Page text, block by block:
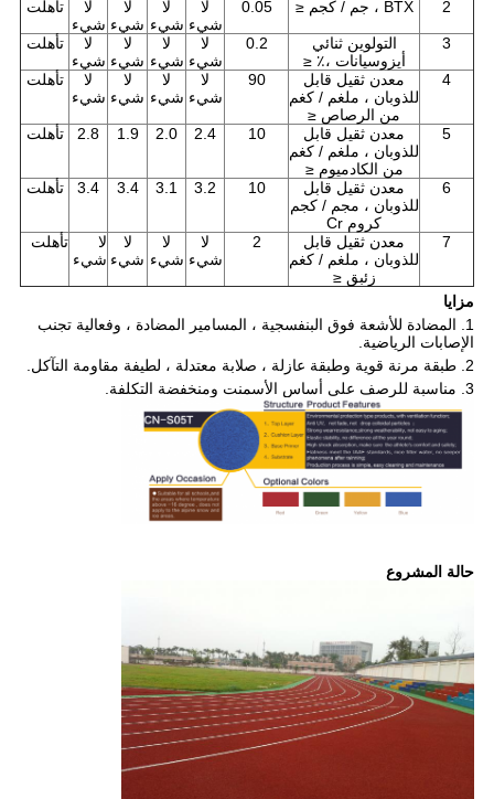
2 BTX ، جم / كجم ≤ 0.05
لا
شيء
لا
شيء
لا
شيء
لا
شيء
تأهلت
3
التولوين ثنائي
أيزوسيانات ،٪ ≤
0.2
لا
شيء
لا
شيء
لا
شيء
لا
شيء
تأهلت
4
معدن ثقيل قابل
للذوبان ، ملغم / كغم
من الرصاص ≤
90
لا
شيء
لا
شيء
لا
شيء
لا
شيء
تأهلت
5
معدن ثقيل قابل
للذوبان ، ملغم / كغم
من الكادميوم ≤
10
2.4
2.0
1.9
2.8 تأهلت
6
معدن ثقيل قابل
للذوبان ، مجم / كجم
كروم Cr
10
3.2
3.1
3.4
3.4 تأهلت
7
معدن ثقيل قابل
للذوبان ، ملغم / كغم
زئبق ≤
2
لا
شيء
لا
شيء
لا
شيء
لا
شيء
تأهلت
مزايا
1. المضادة للأشعة فوق البنفسجية ، المسامير المضادة ، وفعالية تجنب
الإصابات الرياضية.
2. طبقة مرنة قوية وطبقة عازلة ، صلابة معتدلة ، لطيفة مقاومة التآكل.
3. مناسبة للرصف على أساس الأسمنت ومنخفضة التكلفة.
حالة المشروع